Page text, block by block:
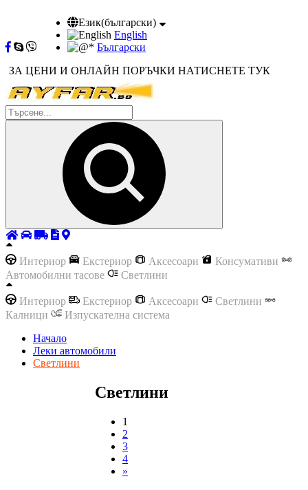
Език(български)
English
Български
ЗА ЦЕНИ И ОНЛАЙН ПОРЪЧКИ НАТИСНЕТЕ ТУК
Интериор Екстериор Аксесоари
Консумативи
Автомобилни тасове
Светлини
Интериор Екстериор Аксесоари
Светлини
Калници
Изпускателна система
Начало
Леки автомобили
Светлини
Светлини
1
2
3
4
»